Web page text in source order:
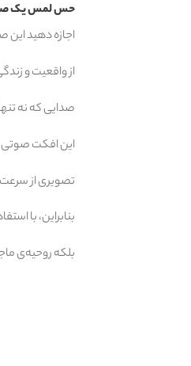
حس لمس یک
اجازه دهید این
از واقعیت و
صدایی که نه
این افکت
تصویری از
بنابراین، با
بلکه روحیه‌ی